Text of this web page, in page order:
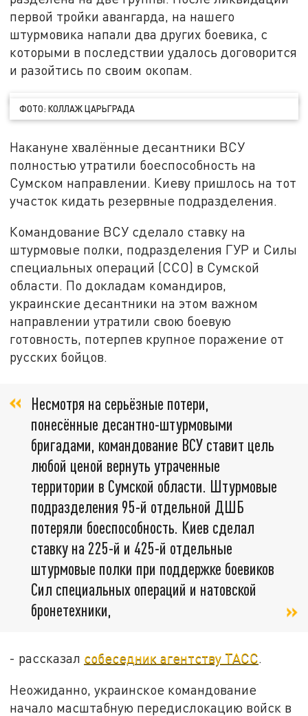
первой тройки авангарда, на нашего
штурмовика напали два других боевика, с
которыми в последствии удалось договорится
и разойтись по своим окопам.
ФОТО: КОЛЛАЖ ЦАРЬГРАДА
Накануне хвалённые десантники ВСУ
полностью утратили боеспособность на
Сумском направлении. Киеву пришлось на тот
участок кидать резервные подразделения.
Командование ВСУ сделало ставку на
штурмовые полки, подразделения ГУР и Силы
специальных операций (ССО) в Сумской
области. По докладам командиров,
украинские десантники на этом важном
направлении утратили свою боевую
готовность, потерпев крупное поражение от
русских бойцов.
Несмотря на серьёзные потери,
понесённые десантно-штурмовыми
бригадами, командование ВСУ ставит цель
любой ценой вернуть утраченные
территории в Сумской области. Штурмовые
подразделения 95-й отдельной ДШБ
потеряли боеспособность. Киев сделал
ставку на 225-й и 425-й отдельные
штурмовые полки при поддержке боевиков
Сил специальных операций и натовской
бронетехники,
- рассказал собеседник агентству ТАСС.
Неожиданно, украинское командование
начало масштабную передислокацию войск в